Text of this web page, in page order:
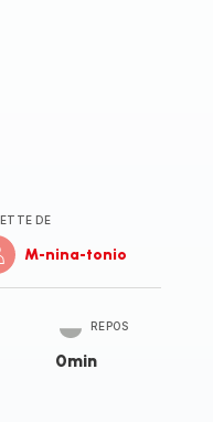
DE
M-nina-tonio
REPOS
0min